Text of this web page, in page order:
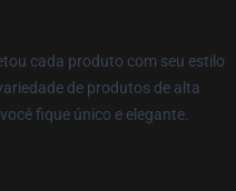
cada produto com seu estilo
de produtos de alta
fique único e elegante.